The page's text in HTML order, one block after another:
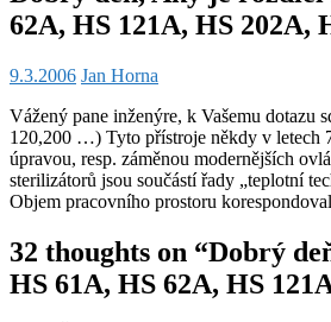
62A, HS 121A, HS 202A,
9.3.2006 Jan Horna
Vážený pane inženýre, k Vašemu
120,200 …) Tyto přístroje někdy v letech
úpravou, resp. záměnou modernějších
sterilizátorů jsou součástí řady „teplotní
Objem pracovního prostoru
32 thoughts on “Dobrý
HS 61A, HS 62A, HS